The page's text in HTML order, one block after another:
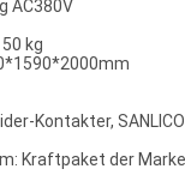
AC380V
kg
Kontakter,
Kraftpaket der